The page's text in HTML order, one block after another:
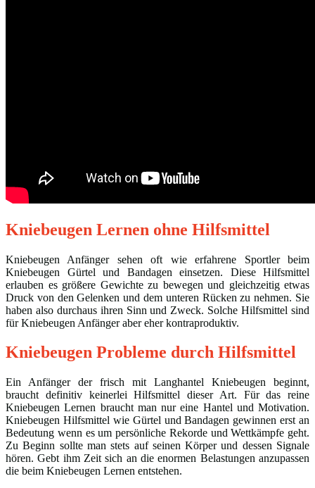
Kniebeugen Lernen ohne Hilfsmittel
Kniebeugen Anfänger sehen oft wie erfahrene Sportler beim
Kniebeugen Gürtel und Bandagen einsetzen. Diese Hilfsmittel
erlauben es größere Gewichte zu bewegen und gleichzeitig etwas
Druck von den Gelenken und dem unteren Rücken zu nehmen. Sie
haben also durchaus ihren Sinn und Zweck. Solche Hilfsmittel sind
für Kniebeugen Anfänger aber eher kontraproduktiv.
Kniebeugen Probleme durch Hilfsmittel
Ein Anfänger der frisch mit Langhantel Kniebeugen beginnt,
braucht definitiv keinerlei Hilfsmittel dieser Art. Für das reine
Kniebeugen Lernen braucht man nur eine Hantel und Motivation.
Kniebeugen Hilfsmittel wie Gürtel und Bandagen gewinnen erst an
Bedeutung wenn es um persönliche Rekorde und Wettkämpfe geht.
Zu Beginn sollte man stets auf seinen Körper und dessen Signale
hören. Gebt ihm Zeit sich an die enormen Belastungen anzupassen
die beim Kniebeugen Lernen entstehen.